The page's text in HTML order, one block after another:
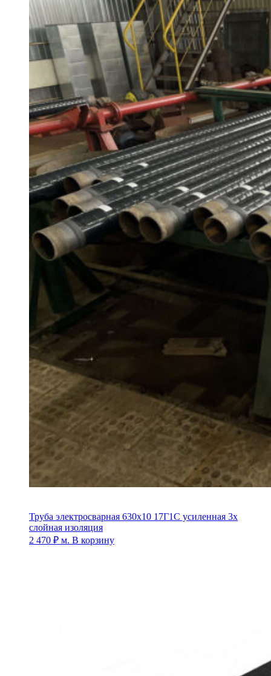
Труба электросварная 630х10 17Г1С усиленная 3х
слойная изоляция
2 470 ₽ м. В корзину